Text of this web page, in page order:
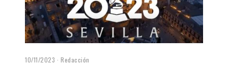
10/11/2023 Redacción